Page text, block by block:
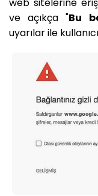
web sitelerine
ve açıkça "Bu
uyarılar ile